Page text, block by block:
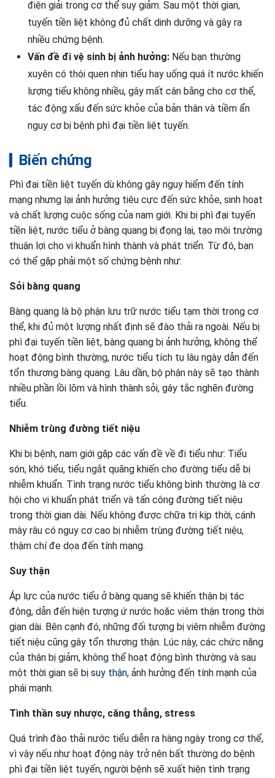
điện giải trong cơ thể suy giảm. Sau một thời gian,
tuyến tiền liệt không đủ chất dinh dưỡng và gây ra
nhiều chứng bệnh.
Vấn đề đi vệ sinh bị ảnh hưởng: Nếu bạn thường
xuyên có thói quen nhịn tiểu hay uống quá ít nước khiến
lượng tiểu không nhiều, gây mất cân bằng cho cơ thể,
tác động xấu đến sức khỏe của bản thân và tiềm ẩn
nguy cơ bị bệnh phì đại tiền liệt tuyến.
Biến chứng
Phì đại tiền liệt tuyến dù không gây nguy hiểm đến tính
mạng nhưng lại ảnh hưởng tiêu cực đến sức khỏe, sinh hoạt
và chất lượng cuộc sống của nam giới. Khi bị phì đại tuyến
tiền liệt, nước tiểu ở bàng quang bị đọng lại, tạo môi trường
thuận lợi cho vi khuẩn hình thành và phát triển. Từ đó, bạn
có thể gặp phải một số chứng bệnh như:
Sỏi bàng quang
Bàng quang là bộ phận lưu trữ nước tiểu tạm thời trong cơ
thể, khi đủ một lượng nhất định sẽ đào thải ra ngoài. Nếu bị
phì đại tuyến tiền liệt, bàng quang bị ảnh hưởng, không thể
hoạt động bình thường, nước tiểu tích tụ lâu ngày dẫn đến
tổn thương bàng quang. Lâu dần, bộ phận này sẽ tạo thành
nhiều phần lồi lõm và hình thành sỏi, gây tắc nghẽn đường
tiểu.
Nhiễm trùng đường tiết niệu
Khi bị bệnh, nam giới gặp các vấn đề về đi tiểu như: Tiểu
són, khó tiểu, tiểu ngắt quãng khiến cho đường tiểu dễ bị
nhiễm khuẩn. Tình trạng nước tiểu không bình thường là cơ
hội cho vi khuẩn phát triển và tấn công đường tiết niệu
trong thời gian dài. Nếu không được chữa trị kịp thời, cánh
mày râu có nguy cơ cao bị nhiễm trùng đường tiết niệu,
thậm chí đe dọa đến tính mạng.
Suy thận
Áp lực của nước tiểu ở bàng quang sẽ khiến thận bị tác
động, dẫn đến hiện tượng ứ nước hoặc viêm thận trong thời
gian dài. Bên cạnh đó, những đối tượng bị viêm nhiễm đường
tiết niệu cũng gây tổn thương thận. Lúc này, các chức năng
của thận bị giảm, không thể hoạt động bình thường và sau
một thời gian sẽ bị suy thận, ảnh hưởng đến tính mạnh của
phái mạnh.
Tình thần suy nhược, căng thẳng, stress
Quá trình đào thải nước tiểu diễn ra hàng ngày trong cơ thể,
vì vậy nếu như hoạt động này trở nên bất thường do bệnh
phì đại tiền liệt tuyến, người bệnh sẽ xuất hiện tình trạng